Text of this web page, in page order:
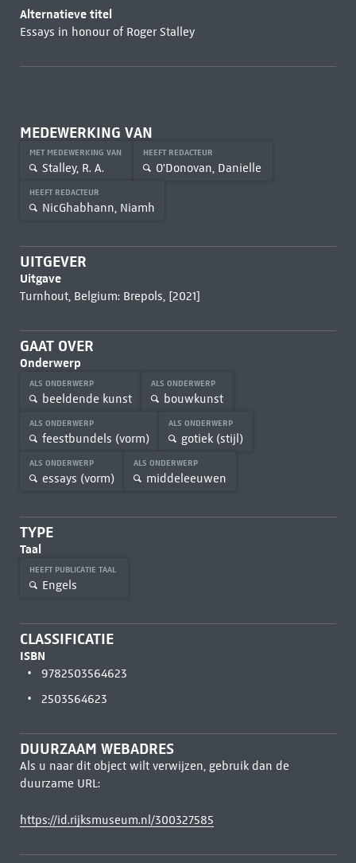
Alternatieve titel
Essays in honour of Roger Stalley
MEDEWERKING VAN
MET MEDEWERKING VAN
Stalley, R. A.
HEEFT REDACTEUR
O'Donovan, Danielle
HEEFT REDACTEUR
NicGhabhann, Niamh
UITGEVER
Uitgave
Turnhout, Belgium: Brepols, [2021]
GAAT OVER
Onderwerp
ALS ONDERWERP
beeldende kunst
ALS ONDERWERP
bouwkunst
ALS ONDERWERP
feestbundels (vorm)
ALS ONDERWERP
gotiek (stijl)
ALS ONDERWERP
essays (vorm)
ALS ONDERWERP
middeleeuwen
TYPE
Taal
HEEFT PUBLICATIE TAAL
Engels
CLASSIFICATIE
ISBN
9782503564623
2503564623
DUURZAAM WEBADRES
Als u naar dit object wilt verwijzen, gebruik dan de
duurzame URL:
https://id.rijksmuseum.nl/300327585